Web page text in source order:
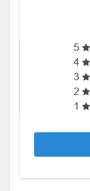
5
4
3
2
1